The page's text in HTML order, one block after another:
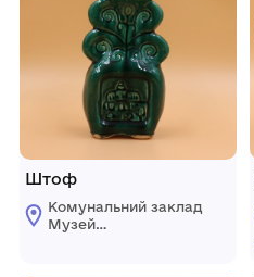
Штоф
Комунальний заклад
Музей